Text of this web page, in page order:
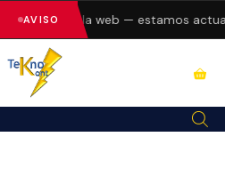
AVISO
errores en la web — estamos